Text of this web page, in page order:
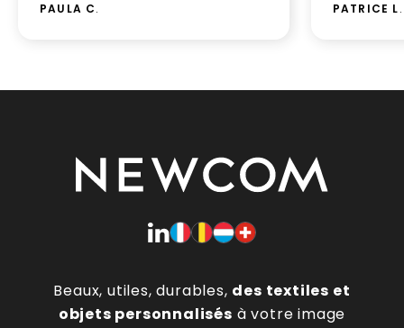
PAULA C.
PATRICE L.
Beaux, utiles, durables, des textiles et
objets personnalisés à votre image